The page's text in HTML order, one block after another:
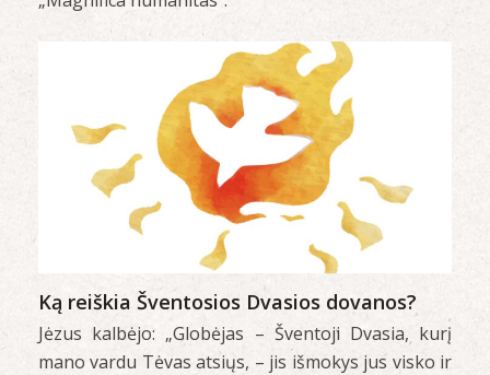
Ką reiškia Šventosios Dvasios dovanos?
Jėzus kalbėjo: „Globėjas – Šventoji Dvasia, kurį
mano vardu Tėvas atsiųs, – jis išmokys jus visko ir